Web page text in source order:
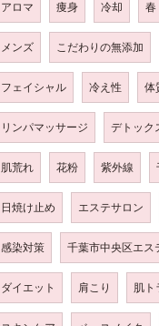
アロマ 痩身 冷却 春
メンズ こだわりの無添加
フェイシャル 冷え性 体
リンパマッサージ デトック
肌荒れ 花粉 紫外線
日焼け止め エステサロン
感染対策 千葉市中央区エス
ダイエット 肩こり 肌ト